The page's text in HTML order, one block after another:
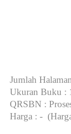
Jumlah Halaman
Ukuran Buku :
QRSBN :
Harga : -